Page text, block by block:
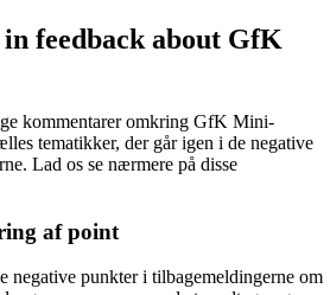
in feedback about GfK
kommentarer omkring GfK Mini-
tematikker, der går igen i de negative
Lad os se nærmere på disse
af point
negative punkter i tilbagemeldingerne om